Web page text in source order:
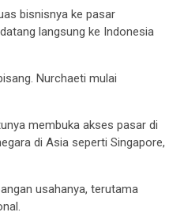
bisnisnya ke pasar
langsung ke Indonesia
Nurchaeti mulai
membuka akses pasar di
di Asia seperti Singapore,
usahanya, terutama